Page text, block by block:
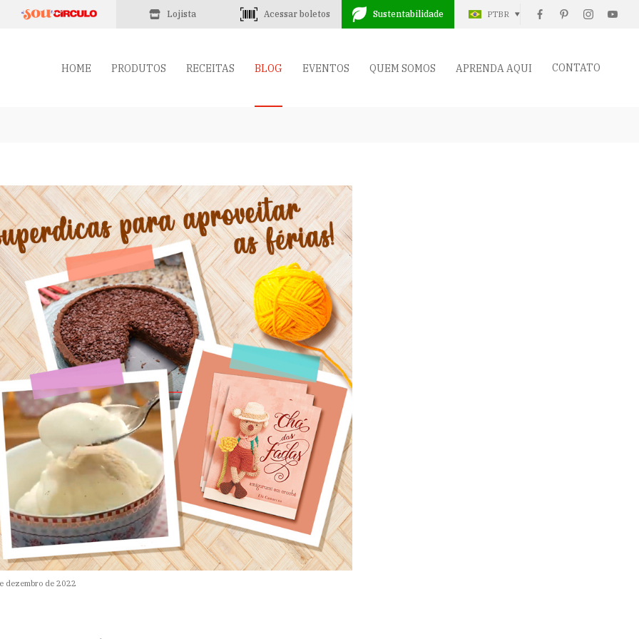
Lojista Acessar boletos Sustentabilidade PTBR
HOME PRODUTOS RECEITAS BLOG EVENTOS QUEM SOMOS APRENDA AQUI CONTATO
dezembro de 2022